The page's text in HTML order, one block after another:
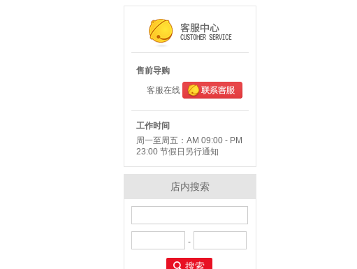
售前导购
客服在线
工作时间
周一至周五：AM 09:00 - PM
23:00 节假日另行通知
店内搜索
-
搜索